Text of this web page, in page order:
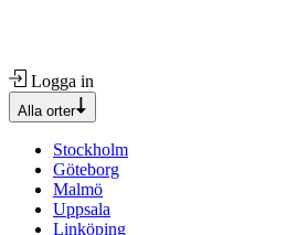
Logga in
Alla orter
Stockholm
Göteborg
Malmö
Uppsala
Linköping